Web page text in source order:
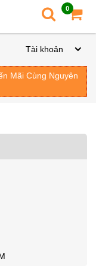
0
Tài khoản
Mãi Cùng Nguyên